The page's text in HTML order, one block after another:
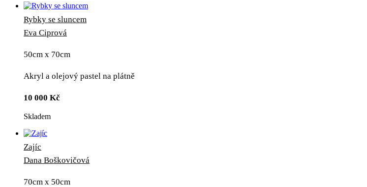
Rybky se sluncem
Eva Ciprová
50cm x 70cm
Akryl a olejový pastel na plátně
10 000 Kč
Skladem
Zajíc
Dana Boškovičová
70cm x 50cm